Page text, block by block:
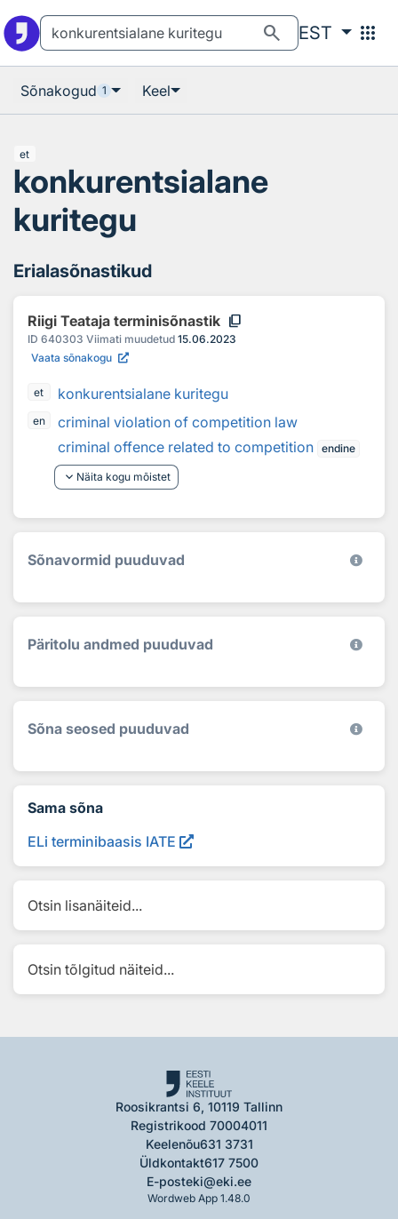
search EST apps
Sõnakogud 1 Keel
et
konkurentsialane
kuritegu
Erialasõnastikud
Riigi Teataja terminisõnastik content_copy
ID 640303 Viimati muudetud 15.06.2023
Vaata sõnakogu
et konkurentsialane kuritegu
en
criminal violation of competition law
criminal offence related to competition endine
keyboard_arrow_down Näita kogu mõistet
Sõnavormid puuduvad
Päritolu andmed puuduvad
Sõna seosed puuduvad
Sama sõna
ELi terminibaasis IATE
Otsin lisanäiteid...
Otsin tõlgitud näiteid...
Roosikrantsi 6, 10119 Tallinn
Registrikood 70004011
Keelenõu631 3731
Üldkontakt617 7500
E-posteki@eki.ee
Wordweb App 1.48.0